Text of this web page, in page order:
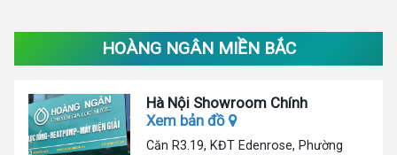
HOÀNG NGÂN MIỀN BẮC
Hà Nội Showroom Chính
Xem bản đồ
Căn R3.19, KĐT Edenrose, Phường